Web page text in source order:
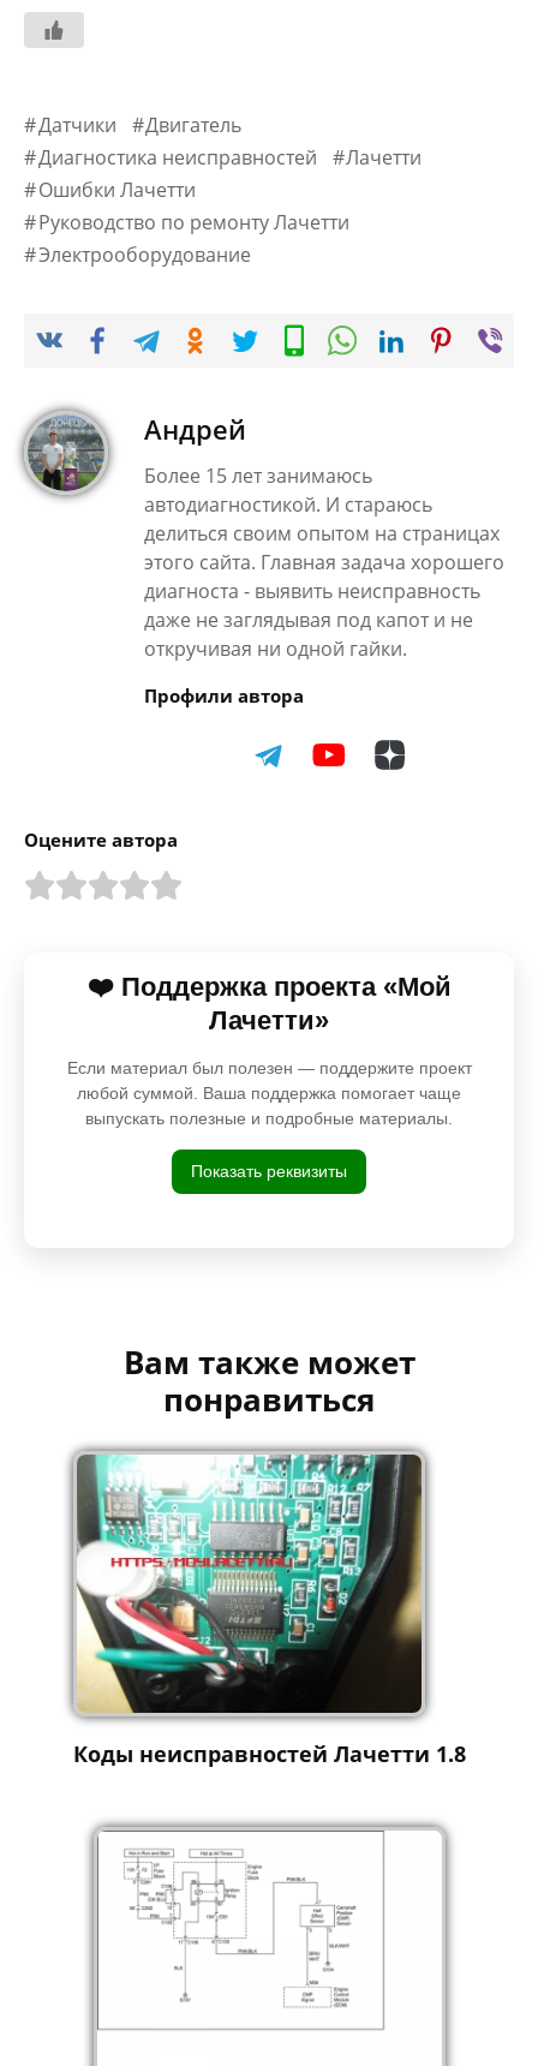
Датчики
Двигатель
Диагностика неисправностей
Лачетти
Ошибки Лачетти
Руководство по ремонту Лачетти
Электрооборудование
Андрей
Более 15 лет занимаюсь
автодиагностикой. И стараюсь
делиться своим опытом на страницах
этого сайта. Главная задача хорошего
диагноста - выявить неисправность
даже не заглядывая под капот и не
откручивая ни одной гайки.
Профили автора
Оцените автора
❤️ Поддержка проекта «Мой
Лачетти»
Если материал был полезен — поддержите проект
любой суммой. Ваша поддержка помогает чаще
выпускать полезные и подробные материалы.
Показать реквизиты
Вам также может
понравиться
Коды неисправностей Лачетти 1.8